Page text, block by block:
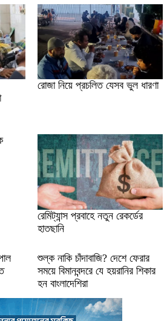
রোজা নিয়ে প্রচলিত যেসব ভুল ধারণা
রেমিট্যান্স প্রবাহে নতুন রেকর্ডের
হাতছানি
শুল্ক নাকি চাঁদাবাজি? দেশে ফেরার
সময়ে বিমানবন্দরে যে হয়রানির শিকার
হন বাংলাদেশিরা